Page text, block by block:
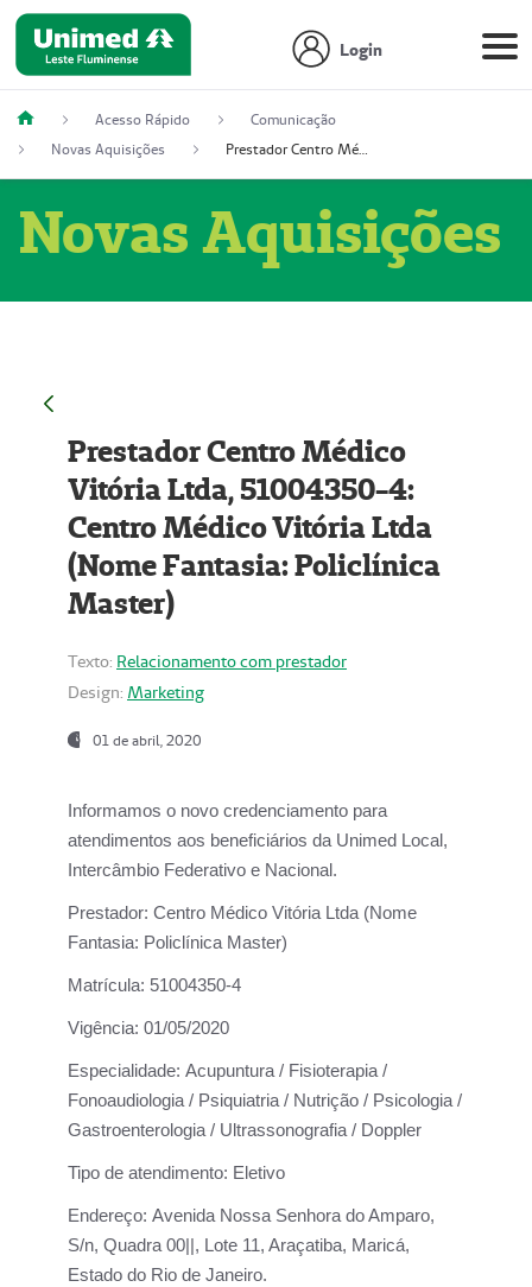
Login
Acesso Rápido
Comunicação
Novas Aquisições
Prestador Centro Médico Vitória Ltda, 51004350-4: Centro Médico Vitória Ltda (Nome Fantasia: Policlínica Master)
Novas Aquisições
Prestador Centro Médico
Vitória Ltda, 51004350-4:
Centro Médico Vitória Ltda
(Nome Fantasia: Policlínica
Master)
Texto: Relacionamento com prestador
Design: Marketing
01 de abril, 2020
Informamos o novo credenciamento para
atendimentos aos beneficiários da Unimed Local,
Intercâmbio Federativo e Nacional.
Prestador: Centro Médico Vitória Ltda (Nome
Fantasia: Policlínica Master)
Matrícula: 51004350-4
Vigência: 01/05/2020
Especialidade: Acupuntura / Fisioterapia /
Fonoaudiologia / Psiquiatria / Nutrição / Psicologia /
Gastroenterologia / Ultrassonografia / Doppler
Tipo de atendimento: Eletivo
Endereço: Avenida Nossa Senhora do Amparo,
S/n, Quadra 00||, Lote 11, Araçatiba, Maricá,
Estado do Rio de Janeiro.